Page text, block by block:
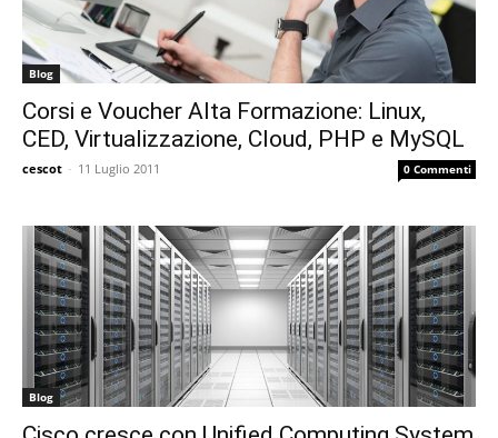
Blog
Corsi e Voucher Alta Formazione: Linux,
CED, Virtualizzazione, Cloud, PHP e MySQL
cescot - 11 Luglio 2011 0 Commenti
Blog